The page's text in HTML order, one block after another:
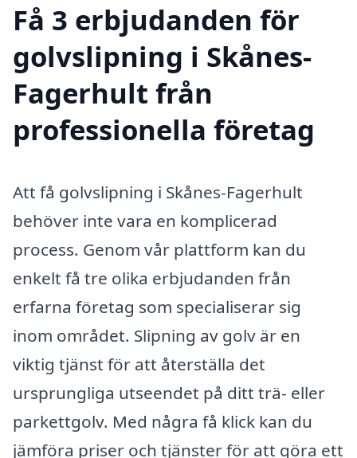
Få 3 erbjudanden för
golvslipning i Skånes-
Fagerhult från
professionella företag
Att få golvslipning i Skånes-Fagerhult
behöver inte vara en komplicerad
process. Genom vår plattform kan du
enkelt få tre olika erbjudanden från
erfarna företag som specialiserar sig
inom området. Slipning av golv är en
viktig tjänst för att återställa det
ursprungliga utseendet på ditt trä- eller
parkettgolv. Med några få klick kan du
jämföra priser och tjänster för att göra ett